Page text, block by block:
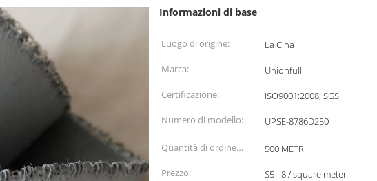
Informazioni di base
Luogo di origine:
La Cina
Marca:
Unionfull
Certificazione:
ISO9001:2008, SGS
Numero di modello:
UPSE-8786D250
Quantità di ordine
minimo:
500 METRI
Prezzo:
$5 - 8 / square meter